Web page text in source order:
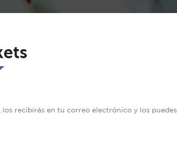
, los recibirás en tu correo electrónico y los puedes